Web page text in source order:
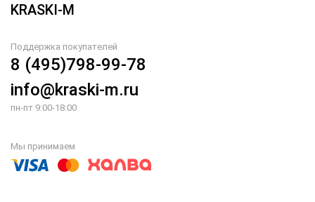
KRASKI-M
Поддержка покупателей
8 (495)798-99-78
info@kraski-m.ru
пн-пт 9:00-18:00
Мы принимаем